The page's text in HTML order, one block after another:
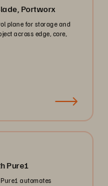
Portworx
plane for storage and
across edge, core,
Pure1
automates